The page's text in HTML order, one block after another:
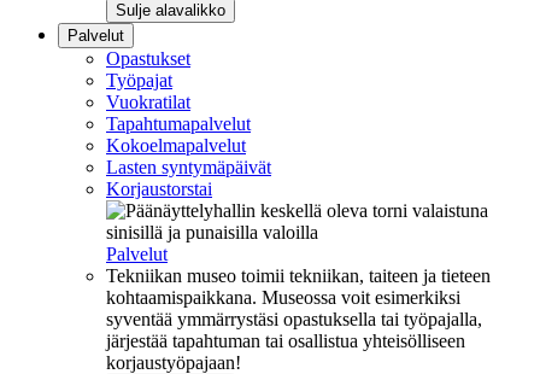
Sulje alavalikko
Palvelut
Opastukset
Työpajat
Vuokratilat
Tapahtumapalvelut
Kokoelmapalvelut
Lasten syntymäpäivät
Korjaustorstai
Palvelut
Tekniikan museo toimii tekniikan, taiteen ja tieteen
kohtaamispaikkana. Museossa voit esimerkiksi
syventää ymmärrystäsi opastuksella tai työpajalla,
järjestää tapahtuman tai osallistua yhteisölliseen
korjaustyöpajaan!